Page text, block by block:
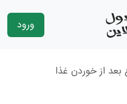
ورود
بعد از خوردن غذا